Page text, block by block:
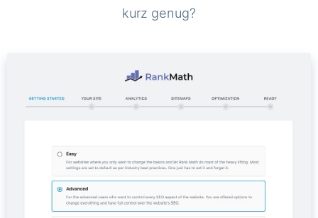
kurz genug?